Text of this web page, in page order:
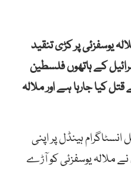
یوسفزئی پر کڑی تنقید
کے ہاتھوں فلسطین
کیا جارہا ہے اور ملالہ
ہینڈل پر اپنی
ملالہ یوسفزئی کو آڑے